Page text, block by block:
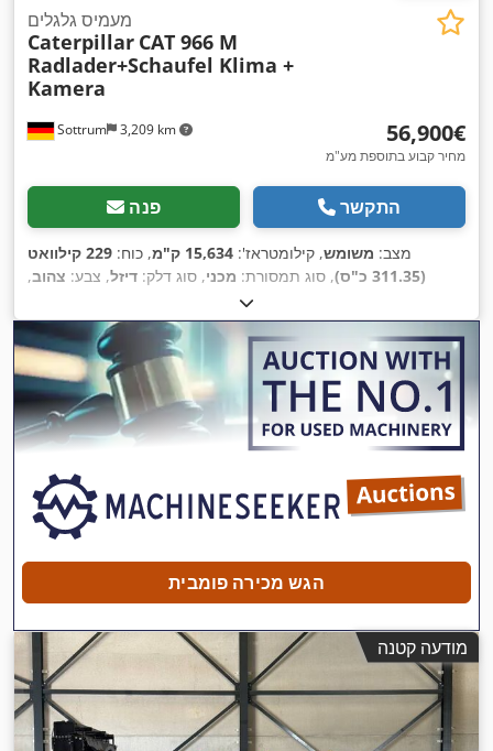
Sottrum 3,209 km
מעמיס גלגלים
Caterpillar CAT 966 M
Radlader+Schaufel Klima +
Kamera
‏56,900 ‏€
מחיר קבוע בתוספת מע"מ
פנה התקשר
מצב: משומש, קילומטראז': 15,634 ק"מ , כוח:
229 קילוואט
(311.35 כ"ס)
, סוג תמסורת: מכני, סוג דלק: דיזל, צבע: צהוב,
, משקל עצמי:
מרבי:15,000 ק"ג , תצורת סרן: 4x4 , מספר מושבים:1, רישום
ראשוני:03/2016 , בלמים:בלימת מנוע , שנת ייצור:2016, שעות
עבודה:15,634 h , תא נהג: קבינת יום
את חפירה
סטנדרטית, בלם אוויר דחוס, הגה כוח, הנעה בכל הגלגלים,
חיישני חניה, מגן ראש, מחשב רכב, מיזוג אוויר, מסנן פיח,
מערכת אימובילייזר, נעילת דיפרנציאל, פנסים נוספים, תא נהג,
הגש מכירה פומבית
מודעה קטנה